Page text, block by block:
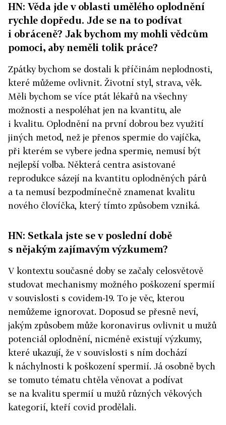
HN: Věda jde v oblasti umělého oplodnění
rychle dopředu. Jde se na to podívat
i obráceně? Jak bychom my mohli vědcům
pomoci, aby neměli tolik práce?
Zpátky bychom se dostali k příčinám neplodnosti,
které můžeme ovlivnit. Životní styl, strava, věk.
Měli bychom se více ptát lékařů na všechny
možnosti a nespoléhat jen na kvantitu, ale
i kvalitu. Oplodnění na první dobrou bez využití
jiných metod, než je přenos spermie do vajíčka,
při kterém se vybere jedna spermie, nemusí být
nejlepší volba. Některá centra asistované
reprodukce sázejí na kvantitu oplodněných párů
a ta nemusí bezpodmínečně znamenat kvalitu
nového človíčka, který tímto způsobem vzniká.
HN: Setkala jste se v poslední době
s nějakým zajímavým výzkumem?
V kontextu současné doby se začaly celosvětově
studovat mechanismy možného poškození spermií
v souvislosti s covidem-19. To je věc, kterou
nemůžeme ignorovat. Doposud se přesně neví,
jakým způsobem může koronavirus ovlivnit u mužů
potenciál oplodnění, nicméně existují výzkumy,
které ukazují, že v souvislosti s ním dochází
k náchylnosti k poškození spermií. Já osobně bych
se tomuto tématu chtěla věnovat a podívat
se na kvalitu spermií u mužů různých věkových
kategorií, kteří covid prodělali.